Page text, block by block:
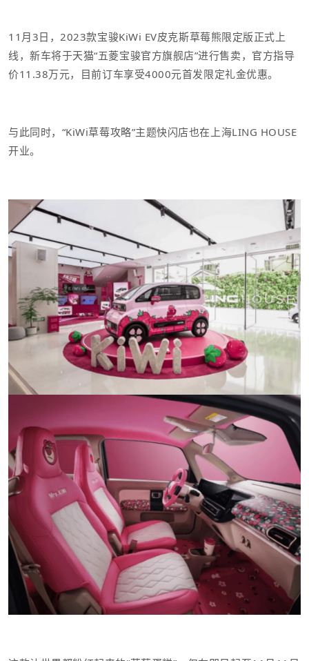
11月3日，2023款宝骏KiWi EV皮克斯草莓熊限定版正式上
线，新车将于天猫“五菱宝骏官方旗舰店”进行售卖， 官方指导
价11.38万元，目前订车享受4000元首发限定礼金优惠。
与此同时，“KiWi草莓攻略”主题快闪店也在上海LING HOUSE
开业。